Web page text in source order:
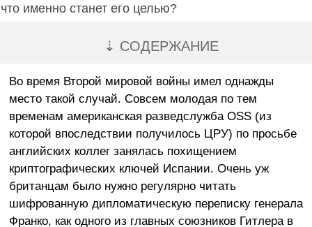
что именно станет его целью?
⇣ СОДЕРЖАНИЕ
Во время Второй мировой войны имел однажды
место такой случай. Совсем молодая по тем
временам американская разведслужба OSS (из
которой впоследствии получилось ЦРУ) по просьбе
английских коллег занялась похищением
криптографических ключей Испании. Очень уж
британцам было нужно регулярно читать
шифрованную дипломатическую переписку генерала
Франко, как одного из главных союзников Гитлера в